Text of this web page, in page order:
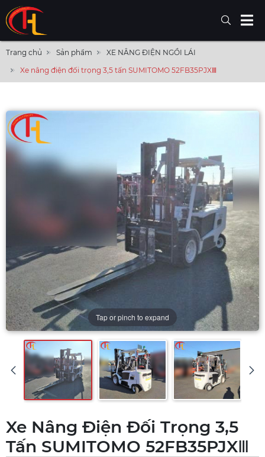
Trang chủ Sản phẩm
XE NÂNG ĐIỆN NGỒI LÁI
Xe nâng điện đối trọng 3,5 tấn SUMITOMO 52FB35PJXⅢ
Tap or pinch to expand
Xe Nâng Điện Đối Trọng 3,5
Tấn SUMITOMO 52FB35PJXⅢ